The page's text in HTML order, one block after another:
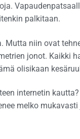
palkitaan.
Mutta niin ovat
jonot. Kaikki
olisikaan
internetin
melko